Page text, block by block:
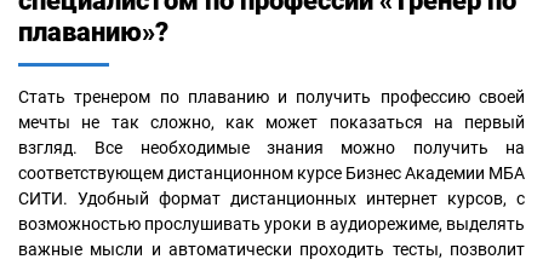
плаванию»?
Стать тренером по плаванию и получить профессию своей
мечты не так сложно, как может показаться на первый
взгляд. Все необходимые знания можно получить на
соответствующем дистанционном курсе Бизнес Академии МБА
СИТИ. Удобный формат дистанционных интернет курсов, с
возможностью прослушивать уроки в аудиорежиме, выделять
важные мысли и автоматически проходить тесты, позволит